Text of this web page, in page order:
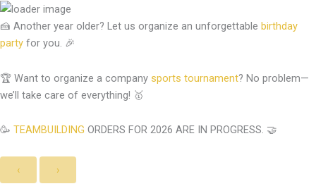
Skip
to
content
🍰 Another year older? Let us organize an unforgettable birthday
party for you. 🎉
🏆 Want to organize a company sports tournament? No problem—
we’ll take care of everything! 🥇
🥳 TEAMBUILDING ORDERS FOR 2026 ARE IN PROGRESS. 🤝
‹ ›